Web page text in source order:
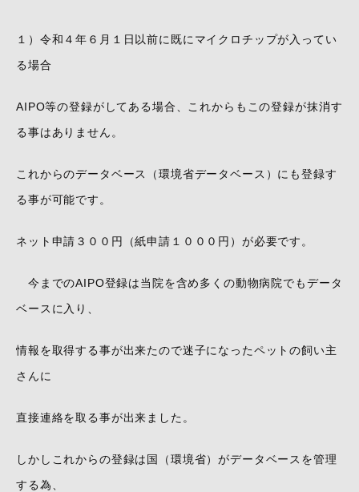
１）令和４年６月１日以前に既にマイクロチップが入ってい
る場合
AIPO等の登録がしてある場合、これからもこの登録が抹消す
る事はありません。
これからのデータベース（環境省データベース）にも登録す
る事が可能です。
ネット申請３００円（紙申請１０００円）が必要です。
今までのAIPO登録は当院を含め多くの動物病院でもデータ
ベースに入り、
情報を取得する事が出来たので迷子になったペットの飼い主
さんに
直接連絡を取る事が出来ました。
しかしこれからの登録は国（環境省）がデータベースを管理
する為、